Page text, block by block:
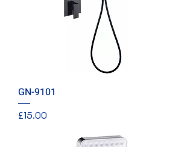
GN-9101
價格
£15.00